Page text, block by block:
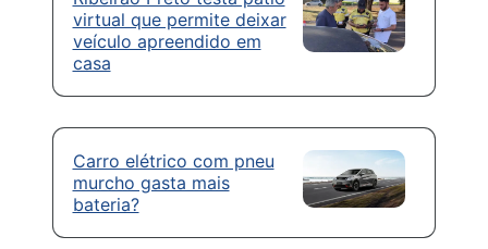
virtual que permite deixar
veículo apreendido em
casa
Carro elétrico com pneu
murcho gasta mais
bateria?